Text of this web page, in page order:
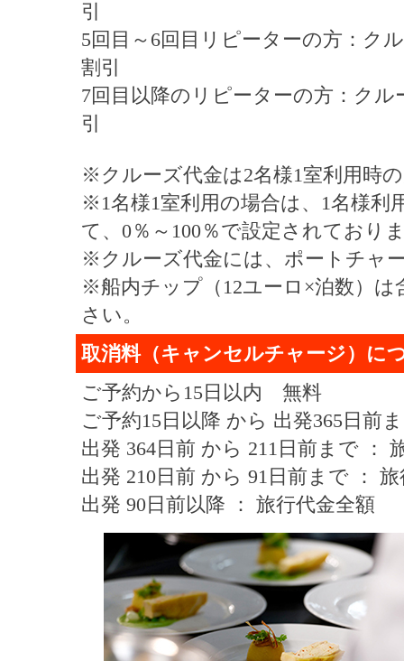
引
5回目～6回目リピーターの方：ク
割引
7回目以降のリピーターの方：ク
引
※クルーズ代金は2名様1室利用時
※1名様1室利用の場合は、1名様利
て、0％～100％で設定されており
※クルーズ代金には、ポートチャ
※船内チップ（12ユーロ×泊数）
さい。
取消料（キャンセルチャージ）に
ご予約から15日以内 無料
ご予約15日以降 から 出発365日前
出発 364日前 から 211日前まで ：
出発 210日前 から 91日前まで ：
出発 90日前以降 ： 旅行代金全額